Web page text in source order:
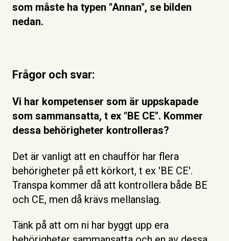
som måste ha typen "Annan", se bilden
nedan.
Frågor och svar:
Vi har kompetenser som är uppskapade
som sammansatta, t ex "BE CE". Kommer
dessa behörigheter kontrolleras?
Det är vanligt att en chaufför har flera
behörigheter på ett körkort, t ex 'BE CE'.
Transpa kommer då att kontrollera både BE
och CE, men då krävs mellanslag.
Tänk på att om ni har byggt upp era